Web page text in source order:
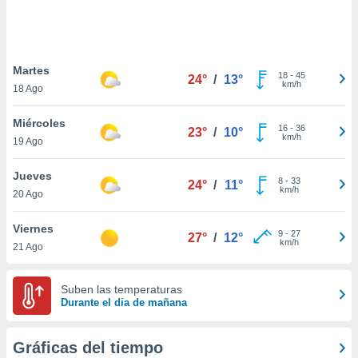
únicos
similares
como
sitio
de
posible
traten tus
en
interés
Para
su
Martes
18 Ago
24° / 13° 18- 45
km/h
Miércoles
19 Ago
23° / 10° 16- 36
km/h
Jueves
20 Ago
24° / 11° 8- 33
km/h
Viernes
21 Ago
27° / 12° 9- 27
km/h
Suben las temperaturas
Durante el dia de mañana
Gráficas del tiempo